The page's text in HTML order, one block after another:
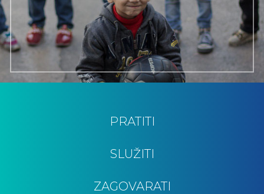
PRATITI
SLUŽITI
ZAGOVARATI